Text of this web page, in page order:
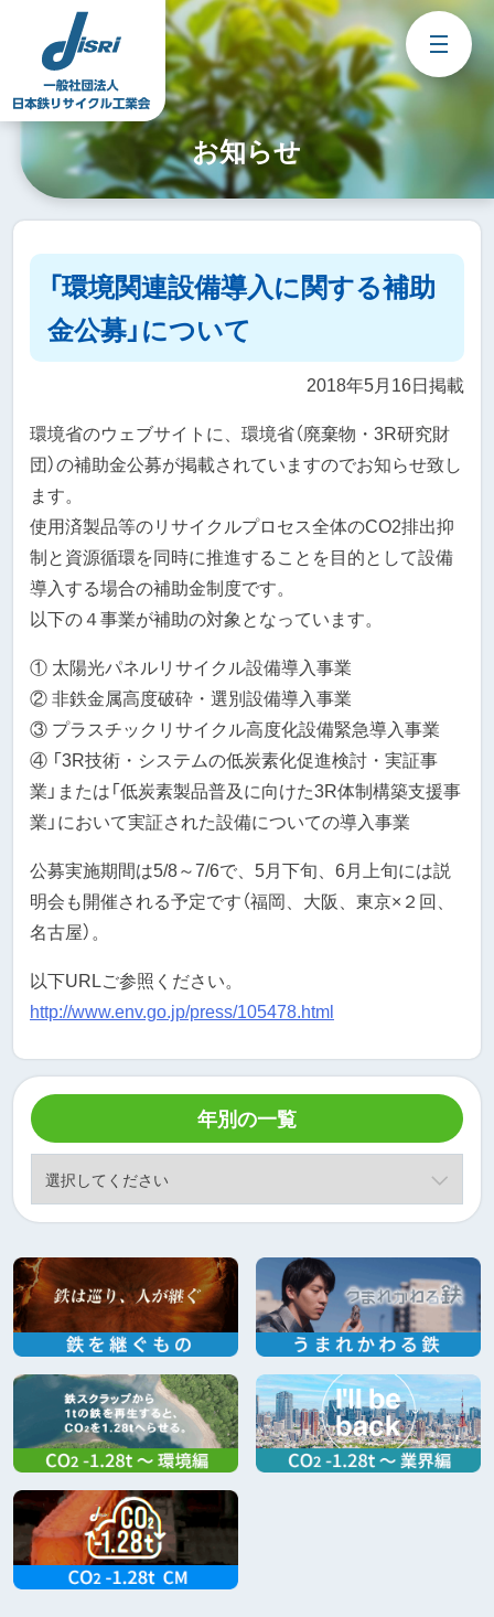
content
お知らせ
「環境関連設備導入に関する補助
金公募」について
2018年5月16日掲載
環境省のウェブサイトに、環境省（廃棄物・3R研究財
団）の補助金公募が掲載されていますのでお知らせ致し
ます。
使用済製品等のリサイクルプロセス全体のCO2排出抑
制と資源循環を同時に推進することを目的として設備
導入する場合の補助金制度です。
以下の４事業が補助の対象となっています。
① 太陽光パネルリサイクル設備導入事業
② 非鉄金属高度破砕・選別設備導入事業
③ プラスチックリサイクル高度化設備緊急導入事業
④ 「3R技術・システムの低炭素化促進検討・実証事
業」または「低炭素製品普及に向けた3R体制構築支援事
業」において実証された設備についての導入事業
公募実施期間は5/8～7/6で、5月下旬、6月上旬には説
明会も開催される予定です（福岡、大阪、東京×２回、
名古屋）。
以下URLご参照ください。
http://www.env.go.jp/press/105478.html
年別の一覧